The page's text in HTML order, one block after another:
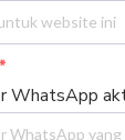
WhatsApp